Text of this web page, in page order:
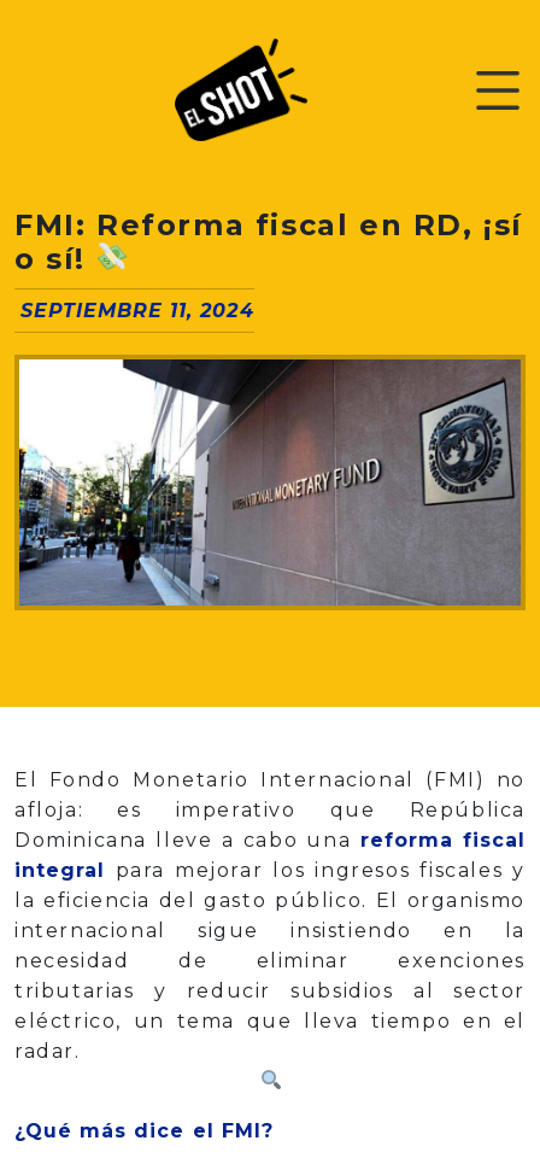
FMI: Reforma fiscal en RD, ¡sí
o sí!
SEPTIEMBRE 11, 2024
El Fondo Monetario Internacional (FMI) no
afloja: es imperativo que República
Dominicana lleve a cabo una reforma fiscal
integral
para mejorar los ingresos fiscales y
la eficiencia del gasto público. El organismo
internacional sigue insistiendo en la
necesidad de eliminar exenciones
tributarias y reducir subsidios al sector
eléctrico, un tema que lleva tiempo en el
radar.
¿Qué más dice el FMI?